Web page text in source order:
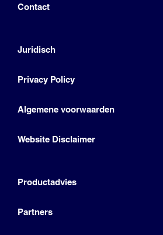
Contact
Juridisch
Privacy Policy
Algemene voorwaarden
Website Disclaimer
Productadvies
Partners